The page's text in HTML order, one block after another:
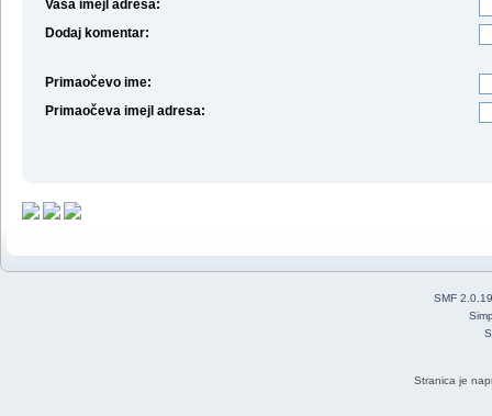
Vaša imejl adresa:
Dodaj komentar:
Primaočevo ime:
Primaočeva imejl adresa:
SMF 2.0.19
Stranica je